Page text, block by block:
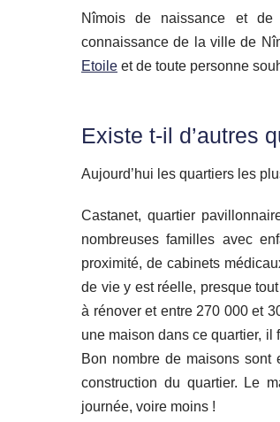
Nîmois de naissance et de
connaissance de la ville de
Etoile et de toute personne
Existe t-il d’autres
Aujourd’hui les quartiers les
Castanet, quartier
nombreuses familles avec
proximité, de cabinets
de vie y est réelle, presque
à rénover et entre 270 000 et
une maison dans ce quartier, il
Bon nombre de maisons
construction du quartier. Le
journée, voire moins !